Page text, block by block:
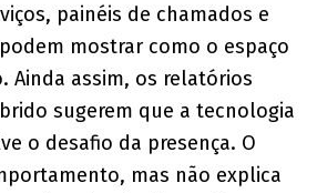
painéis de chamados e
mostrar como o espaço
Ainda assim, os relatórios
sugerem que a tecnologia
o desafio da presença. O
mas não explica